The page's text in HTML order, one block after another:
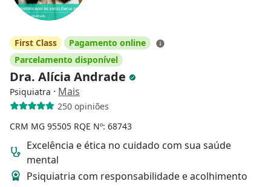
First Class
Pagamento online
Parcelamento disponível
Dra. Alícia Andrade
Psiquiatra · Mais
250 opiniões
CRM MG 95505 RQE Nº: 68743
Excelência e ética no cuidado com sua saúde
mental
Psiquiatria com responsabilidade e acolhimento